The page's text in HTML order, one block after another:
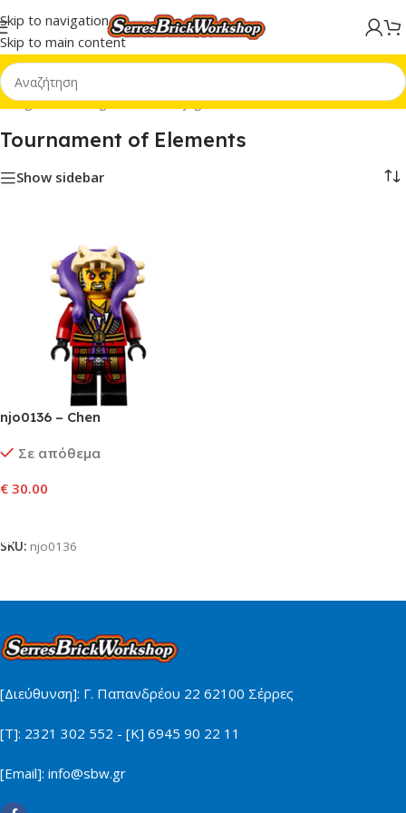
Skip to navigation
Skip to main content
/Minifigures MF/Ninjago MF/Tournament of Elements
Tournament of Elements
Show sidebar
njo0136 – Chen
Σε απόθεμα
€ 30.00
SKU: njo0136
[Διεύθυνση]: Γ. Παπανδρέου 22 62100 Σέρρες
[Τ]: 2321 302 552 - [Κ] 6945 90 22 11
[Email]: info@sbw.gr